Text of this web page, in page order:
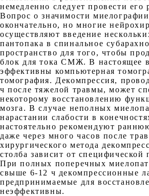
немедленно следует провести его
Вопрос о значимости
окончательно, но многие
осуществляют введение
пантопака в спинальное
пространство для того, чтобы
блок для тока СМЖ. В настоящее
эффективны компьютерная
томография. Декомпрессия,
ч после тяжелой травмы, может
некоторому восстановлению
мозга. В случае неполных
нарастании слабости в
настоятельно рекомендуют
даже через много часов после
хирургического метода
столба зависит от
При полных поперечных
свыше 6-12 ч декомпрессионные
предпринимаемые для
неэффективны.